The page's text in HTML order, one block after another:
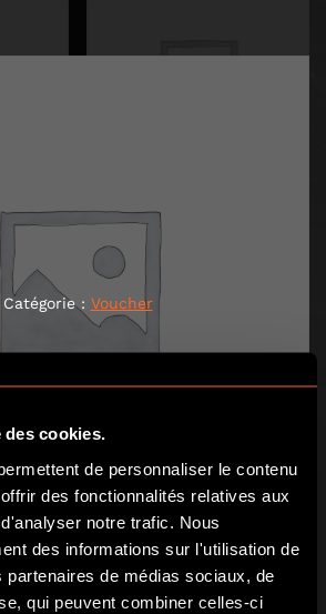
cookies.
de personnaliser le contenu
des fonctionnalités relatives aux
notre trafic. Nous
des informations sur l'utilisation de
partenaires de médias sociaux, de
qui peuvent combiner celles-ci
Catégorie : Voucher
2 PERSONNES 70€
AJOUTER AU PANIER